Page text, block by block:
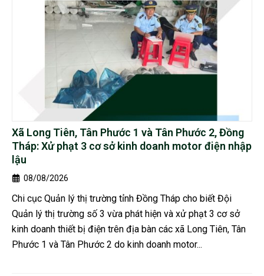
Xã Long Tiên, Tân Phước 1 và Tân Phước 2, Đồng
Tháp: Xử phạt 3 cơ sở kinh doanh motor điện nhập
lậu
08/08/2026
Chi cục Quản lý thị trường tỉnh Đồng Tháp cho biết Đội
Quản lý thị trường số 3 vừa phát hiện và xử phạt 3 cơ sở
kinh doanh thiết bị điện trên địa bàn các xã Long Tiên, Tân
Phước 1 và Tân Phước 2 do kinh doanh motor...